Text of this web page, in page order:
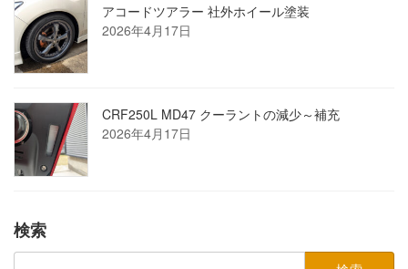
アコードツアラー 社外ホイール塗装
2026年4月17日
CRF250L MD47 クーラントの減少～補充
2026年4月17日
検索